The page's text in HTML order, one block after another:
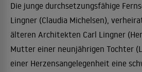
Die junge durchsetzungsfähige
Lingner (Claudia Michelsen),
älteren Architekten Carl Lingner
Mutter einer neunjährigen Tochter
einer Herzensangelegenheit eine